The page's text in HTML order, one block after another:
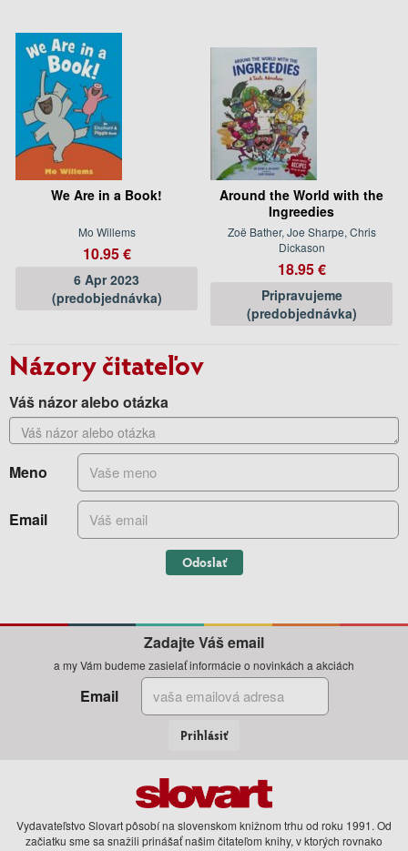
We Are in a Book!
Mo Willems
10.95 €
6 Apr 2023
(predobjednávka)
Around the World with the
Ingreedies
Zoë Bather, Joe Sharpe, Chris
Dickason
18.95 €
Pripravujeme
(predobjednávka)
Názory čitateľov
Váš názor alebo otázka
Meno
Email
Odoslať
Zadajte Váš email
a my Vám budeme zasielať informácie o novinkách a akciách
Email
Prihlásiť
Vydavateľstvo Slovart pôsobí na slovenskom knižnom trhu od roku 1991. Od
začiatku sme sa snažili prinášať našim čitateľom knihy, v ktorých rovnako